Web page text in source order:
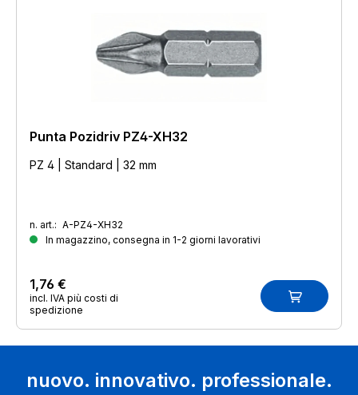
Punta Pozidriv PZ4-XH32
PZ 4 | Standard | 32 mm
n. art.: A-PZ4-XH32
In magazzino, consegna in 1-2 giorni lavorativi
1,76 €
incl. IVA più costi di
spedizione
nuovo. innovativo. professionale.